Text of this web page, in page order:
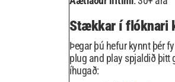
Stækkar í flóknari
Þegar þú hefur kynnt þér
plug and play spjaldið þitt
íhugað: